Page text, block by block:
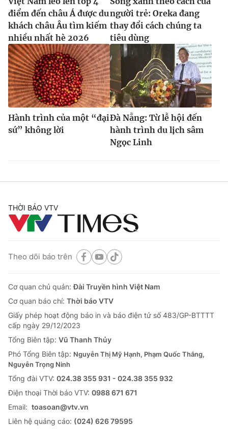
điểm đến châu Á được du
khách châu Âu tìm kiếm
nhiều nhất hè 2026
người trẻ: Oreka đang
thay đổi cách chúng ta
tiêu dùng
Hành trình của một “đại
sứ” không lời
Đà Nẵng: Từ lễ hội đến
hành trình du lịch sâm
Ngọc Linh
THỜI BÁO VTV
Theo dõi báo trên
Cơ quan chủ quản:Đài Truyền hình Việt Nam
Cơ quan báo chí: Thời báo VTV
Giấy phép hoạt động báo in và báo điện tử số 483/GP-BTTTT
cấp ngày 29/12/2023
Tổng Biên tập: Vũ Thanh Thủy
Phó Tổng Biên tập: Nguyễn Thị Mỹ Hạnh, Phạm Quốc Thắng,
Nguyễn Trọng Ninh
Tổng đài VTV: 024.38 355 931 - 024.38 355 932
Ðiện thoại Thời báo VTV: 0988 671 671
Email: toasoan@vtv.vn
Liên hệ quảng cáo: (024) 626 79595